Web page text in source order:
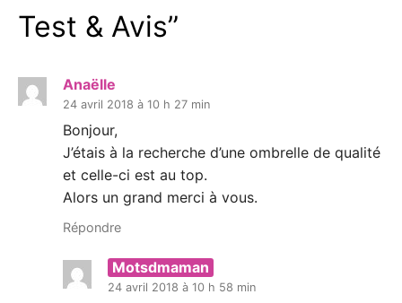
Test & Avis”
Anaëlle
24 avril 2018 à 10 h 27 min
Bonjour,
J’étais à la recherche d’une ombrelle de qualité
et celle-ci est au top.
Alors un grand merci à vous.
Répondre
Motsdmaman
24 avril 2018 à 10 h 58 min